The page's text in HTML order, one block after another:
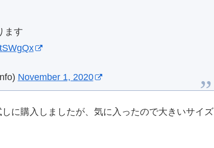
ます
November 1, 2020
に購入しましたが、気に入ったので大きいサイズ